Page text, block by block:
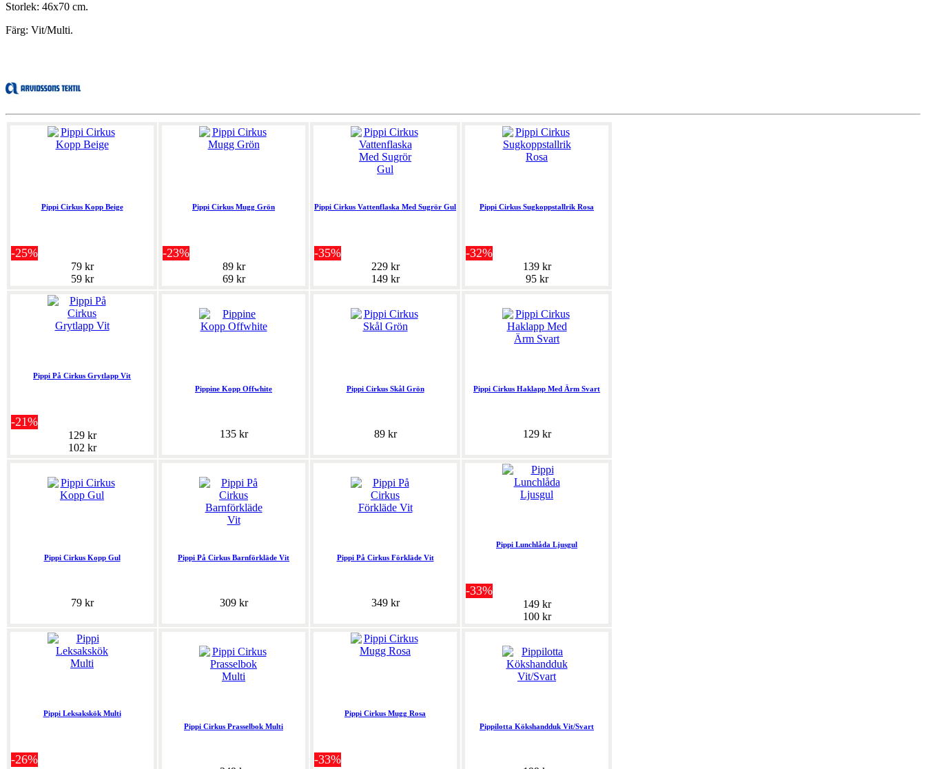
Storlek: 46x70 cm.
Färg: Vit/Multi.
Pippi Cirkus Kopp Beige
-25%
79 kr
59 kr
Pippi Cirkus Mugg Grön
-23%
89 kr
69 kr
Pippi Cirkus Vattenflaska Med Sugrör Gul
-35%
229 kr
149 kr
Pippi Cirkus Sugkoppstallrik Rosa
-32%
139 kr
95 kr
Pippi På Cirkus Grytlapp Vit
-21%
129 kr
102 kr
Pippine Kopp Offwhite
135 kr
Pippi Cirkus Skål Grön
89 kr
Pippi Cirkus Haklapp Med Ärm Svart
129 kr
Pippi Cirkus Kopp Gul
79 kr
Pippi På Cirkus Barnförkläde Vit
309 kr
Pippi På Cirkus Förkläde Vit
349 kr
Pippi Lunchlåda Ljusgul
-33%
149 kr
100 kr
Pippi Leksakskök Multi
-26%
Pippi Cirkus Prasselbok Multi
Pippi Cirkus Mugg Rosa
-33%
Pippilotta Kökshandduk Vit/Svart